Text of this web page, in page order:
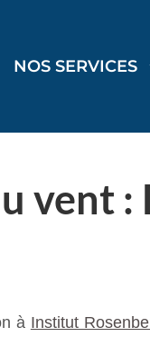
NOS SERVICES
vent
à Institut